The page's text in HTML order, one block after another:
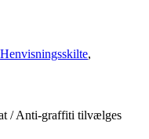
Henvisningsskilte,
/ Anti-graffiti tilvælges